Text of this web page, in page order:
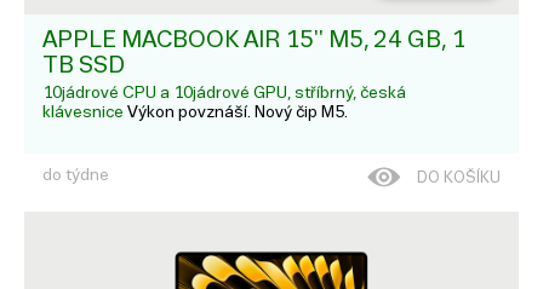
APPLE MACBOOK AIR 15'' M5, 24 GB, 1
TB SSD
10jádrové CPU a 10jádrové GPU, stříbrný, česká
klávesnice Výkon povznáší. Nový čip M5.
do týdne DO KOŠÍKU